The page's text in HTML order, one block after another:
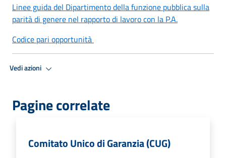
Linee guida del Dipartimento della funzione pubblica sulla
parità di genere nel rapporto di lavoro con la P.A.
Codice pari opportunità
Vedi azioni
Pagine correlate
Comitato Unico di Garanzia (CUG)